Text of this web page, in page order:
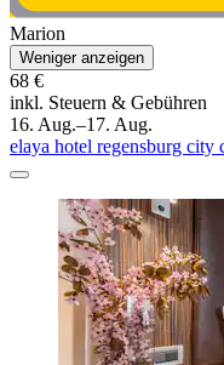
Marion
Weniger anzeigen
68 €
inkl. Steuern & Gebühren
16. Aug.–17. Aug.
elaya hotel regensburg city